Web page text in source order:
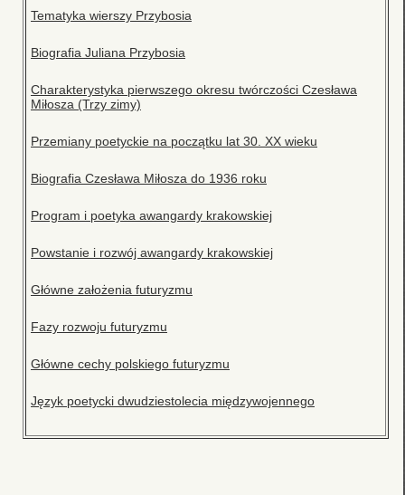
Tematyka wierszy Przybosia
Biografia Juliana Przybosia
Charakterystyka pierwszego okresu twórczości Czesława
Miłosza (Trzy zimy)
Przemiany poetyckie na początku lat 30. XX wieku
Biografia Czesława Miłosza do 1936 roku
Program i poetyka awangardy krakowskiej
Powstanie i rozwój awangardy krakowskiej
Główne założenia futuryzmu
Fazy rozwoju futuryzmu
Główne cechy polskiego futuryzmu
Język poetycki dwudziestolecia międzywojennego